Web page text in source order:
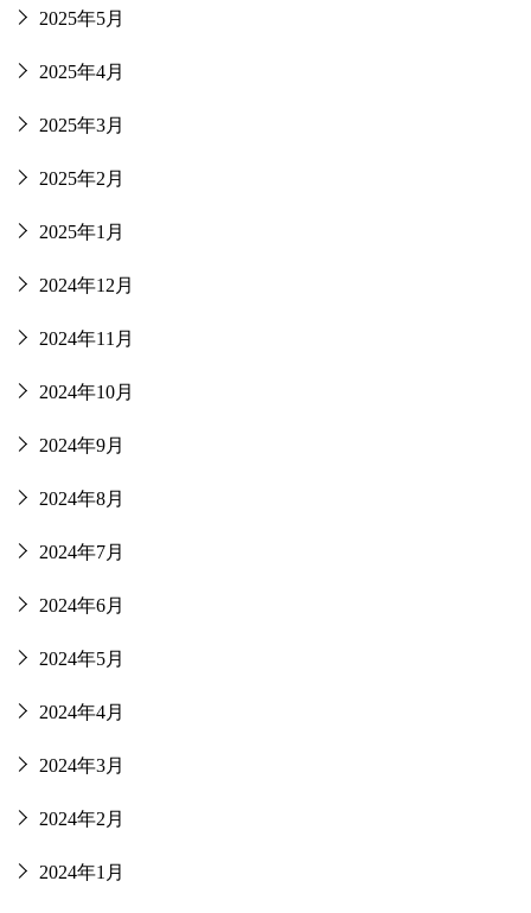
2025年5月
2025年4月
2025年3月
2025年2月
2025年1月
2024年12月
2024年11月
2024年10月
2024年9月
2024年8月
2024年7月
2024年6月
2024年5月
2024年4月
2024年3月
2024年2月
2024年1月